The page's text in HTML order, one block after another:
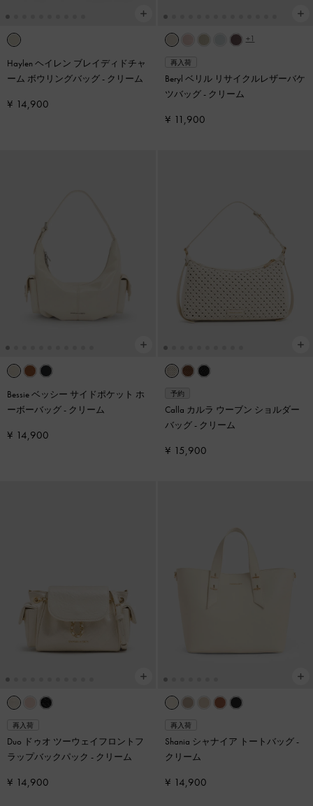
Haylen ヘイレン ブレイディドチャ
ーム ボウリングバッグ- クリーム
¥ 14,900
+1
再入荷
Beryl ベリル リサイクルレザーバケ
ツバッグ- クリーム
¥ 11,900
Bessie ベッシー サイドポケット ホ
ーボーバッグ- クリーム
¥ 14,900
予約
Calla カルラ ウーブン ショルダー
バッグ- クリーム
¥ 15,900
再入荷
Duo ドゥオ ツーウェイフロントフ
ラップバックパック - クリーム
¥ 14,900
再入荷
Shania シャナイア トートバッグ-
クリーム
¥ 14,900